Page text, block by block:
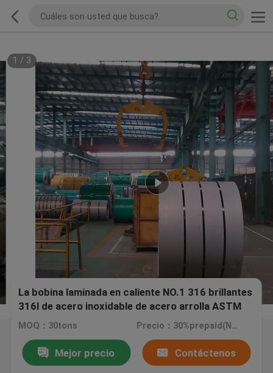
1 / 3
La bobina laminada en caliente NO.1 316 brillantes
316l de acero inoxidable de acero arrolla ASTM
MOQ：30tons Precio：30%prepaid(Negotiate a price)
Mejor precio Contáctenos